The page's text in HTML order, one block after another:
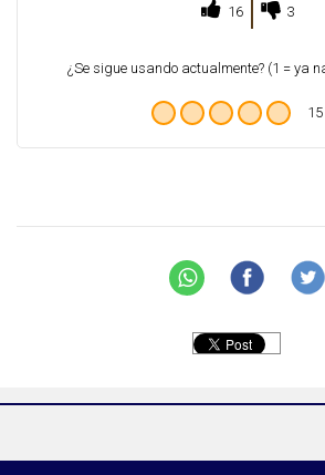
16
3
¿Se sigue usando actualmente? (1 = ya